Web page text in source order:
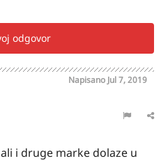
odgovor
Napisano Jul 7, 2019
i druge marke dolaze u